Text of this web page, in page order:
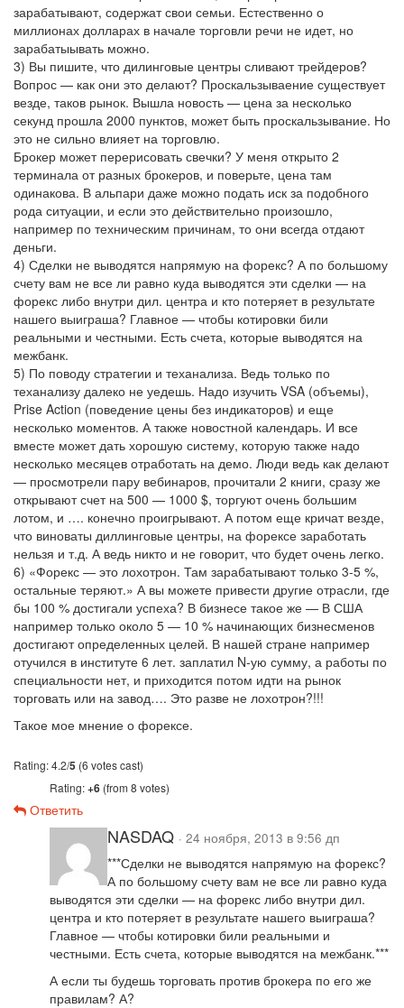
зарабатывают, содержат свои семьи. Естественно о
миллионах долларах в начале торговли речи не идет, но
зарабатыывать можно.
3) Вы пишите, что дилинговые центры сливают трейдеров?
Вопрос — как они это делают? Проскальзываение существует
везде, таков рынок. Вышла новость — цена за несколько
секунд прошла 2000 пунктов, может быть проскальзывание. Но
это не сильно влияет на торговлю.
Брокер может перерисовать свечки? У меня открыто 2
терминала от разных брокеров, и поверьте, цена там
одинакова. В альпари даже можно подать иск за подобного
рода ситуации, и если это действительно произошло,
например по техническим причинам, то они всегда отдают
деньги.
4) Сделки не выводятся напрямую на форекс? А по большому
счету вам не все ли равно куда выводятся эти сделки — на
форекс либо внутри дил. центра и кто потеряет в результате
нашего выиграша? Главное — чтобы котировки били
реальными и честными. Есть счета, которые выводятся на
межбанк.
5) По поводу стратегии и теханализа. Ведь только по
теханализу далеко не уедешь. Надо изучить VSA (объемы),
Prise Action (поведение цены без индикаторов) и еще
несколько моментов. А также новостной календарь. И все
вместе может дать хорошую систему, которую также надо
несколько месяцев отработать на демо. Люди ведь как делают
— просмотрели пару вебинаров, прочитали 2 книги, сразу же
открывают счет на 500 — 1000 $, торгуют очень большим
лотом, и …. конечно проигрывают. А потом еще кричат везде,
что виноваты диллинговые центры, на форексе заработать
нельзя и т.д. А ведь никто и не говорит, что будет очень легко.
6) «Форекс — это лохотрон. Там зарабатывают только 3-5 %,
остальные теряют.» А вы можете привести другие отрасли, где
бы 100 % достигали успеха? В бизнесе такое же — В США
например только около 5 — 10 % начинающих бизнесменов
достигают определенных целей. В нашей стране например
отучился в институте 6 лет. заплатил N-ую сумму, а работы по
специальности нет, и приходится потом идти на рынок
торговать или на завод…. Это разве не лохотрон?!!!
Такое мое мнение о форексе.
Rating: 4.2/5 (6 votes cast)
Rating:+6 (from 8 votes)
Ответить
NASDAQ · 24 ноября, 2013 в 9:56 дп
***Сделки не выводятся напрямую на форекс?
А по большому счету вам не все ли равно куда
выводятся эти сделки — на форекс либо внутри дил.
центра и кто потеряет в результате нашего выиграша?
Главное — чтобы котировки били реальными и
честными. Есть счета, которые выводятся на межбанк.***
А если ты будешь торговать против брокера по его же
правилам? А?